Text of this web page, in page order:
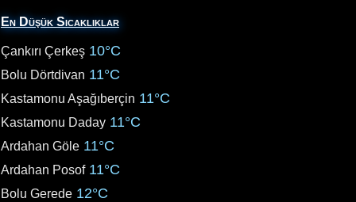
En Düşük Sıcaklıklar
Çankırı Çerkeş 10°C
Bolu Dörtdivan 11°C
Kastamonu Aşağıberçin 11°C
Kastamonu Daday 11°C
Ardahan Göle 11°C
Ardahan Posof 11°C
Bolu Gerede 12°C